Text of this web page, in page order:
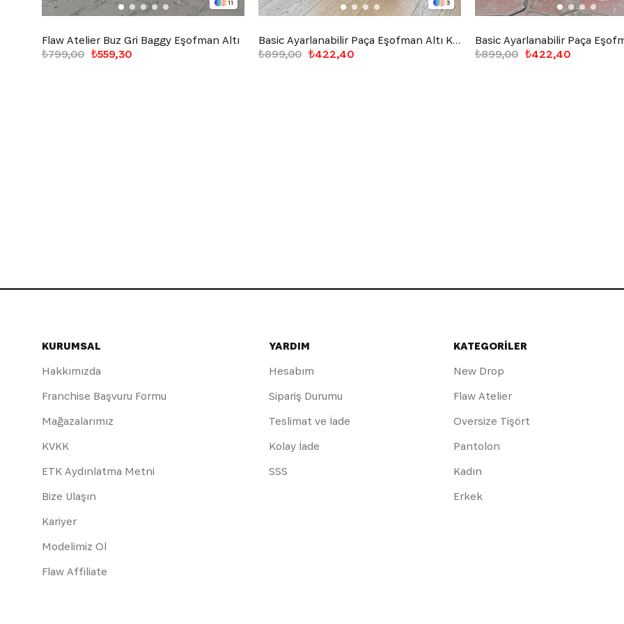
11
Flaw Atelier Buz Gri Baggy Eşofman Altı
₺559,30
₺799,00
3
Basic Ayarlanabilir Paça Eşofman Altı Kahverengi
₺422,40
₺899,00
₺422,40
₺899,00
KURUMSAL
Hakkımızda
Franchise Başvuru Formu
Mağazalarımız
KVKK
ETK Aydınlatma Metni
Bize Ulaşın
Kariyer
Modelimiz Ol
Flaw Affiliate
YARDIM
Hesabım
Sipariş Durumu
Teslimat ve İade
Kolay İade
SSS
KATEGORİLER
New Drop
Flaw Atelier
Oversize Tişört
Pantolon
Kadın
Erkek